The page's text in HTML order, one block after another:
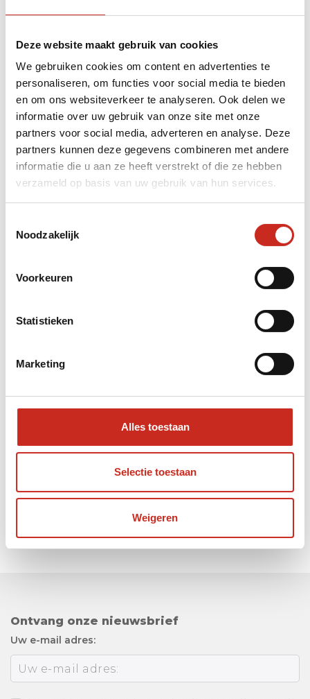
Deze website maakt gebruik van cookies
We gebruiken cookies om content en advertenties te
personaliseren, om functies voor social media te bieden
en om ons websiteverkeer te analyseren. Ook delen we
informatie over uw gebruik van onze site met onze
partners voor social media, adverteren en analyse. Deze
partners kunnen deze gegevens combineren met andere
informatie die u aan ze heeft verstrekt of die ze hebben
verzameld op basis van uw gebruik van hun services.
Noodzakelijk
Voorkeuren
Statistieken
Marketing
Alles toestaan
Selectie toestaan
Weigeren
Oezbekistan Reis
dagen
vanaf €995 per persoon
rondreis
Ontvang onze nieuwsbrief
Uw e-mail adres: